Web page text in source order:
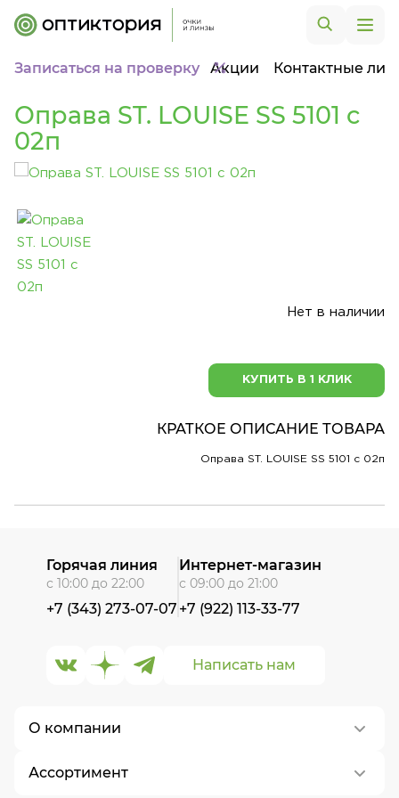
Записаться на проверку Акции Контактные
Оправа ST. LOUISE SS 5101 c
02п
Нет в наличии
КУПИТЬ В 1 КЛИК
КРАТКОЕ ОПИСАНИЕ ТОВАРА
Оправа ST. LOUISE SS 5101 c 02п
О компании
О нас
Ассортимент
Написать нам
Горячая линия
с 10:00 до 22:00
+7 (343) 273-07-07
Интернет-магазин
с 09:00 до 21:00
+7 (922) 113-33-77